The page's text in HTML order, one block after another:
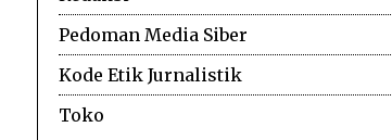
Pedoman Media Siber
Kode Etik Jurnalistik
Toko